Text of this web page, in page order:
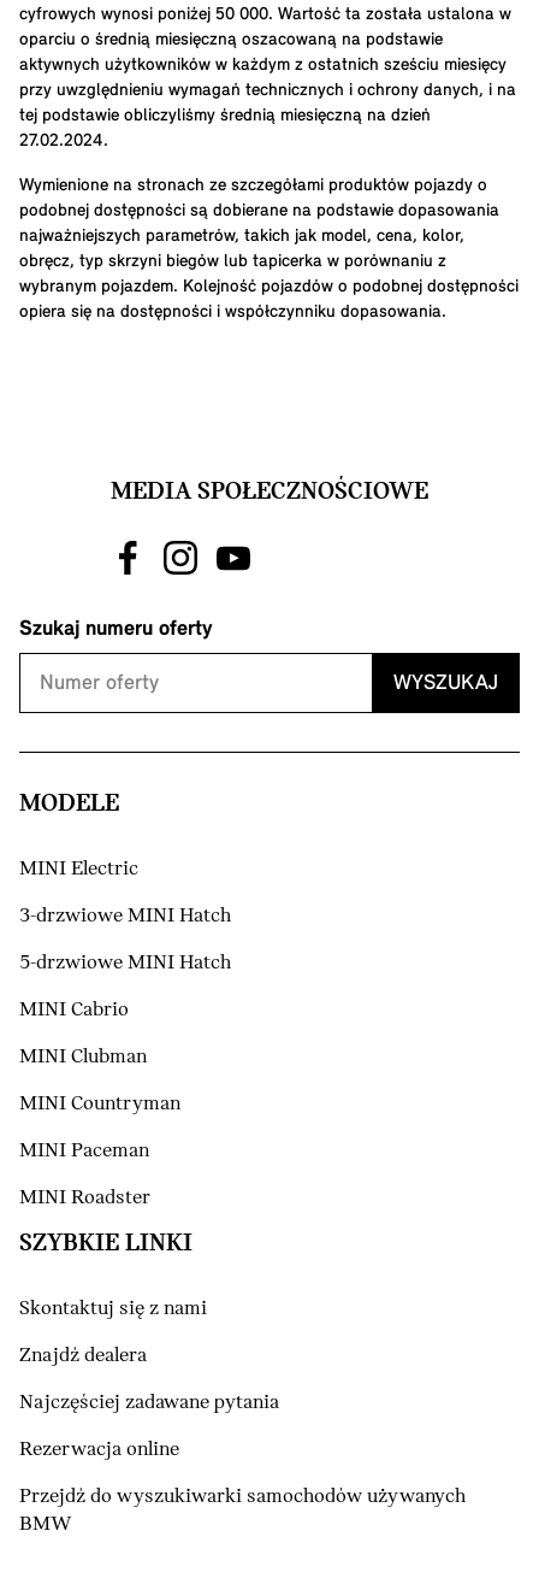
cyfrowych wynosi poniżej 50 000. Wartość ta została ustalona w
oparciu o średnią miesięczną oszacowaną na podstawie
aktywnych użytkowników w każdym z ostatnich sześciu miesięcy
przy uwzględnieniu wymagań technicznych i ochrony danych, i na
tej podstawie obliczyliśmy średnią miesięczną na dzień
27.02.2024.
Wymienione na stronach ze szczegółami produktów pojazdy o
podobnej dostępności są dobierane na podstawie dopasowania
najważniejszych parametrów, takich jak model, cena, kolor,
obręcz, typ skrzyni biegów lub tapicerka w porównaniu z
wybranym pojazdem. Kolejność pojazdów o podobnej dostępności
opiera się na dostępności i współczynniku dopasowania.
MEDIA SPOŁECZNOŚCIOWE
Szukaj numeru oferty
WYSZUKAJ
MODELE
MINI Electric
3-drzwiowe MINI Hatch
5-drzwiowe MINI Hatch
MINI Cabrio
MINI Clubman
MINI Countryman
MINI Paceman
MINI Roadster
SZYBKIE LINKI
Skontaktuj się z nami
Znajdź dealera
Najczęściej zadawane pytania
Rezerwacja online
Przejdź do wyszukiwarki samochodów używanych
BMW